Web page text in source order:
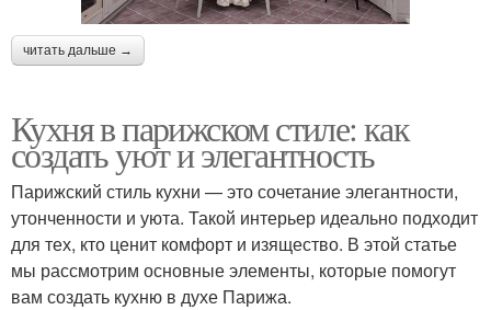
читать дальше →
Кухня в парижском стиле: как
создать уют и элегантность
Парижский стиль кухни — это сочетание элегантности,
утонченности и уюта. Такой интерьер идеально подходит
для тех, кто ценит комфорт и изящество. В этой статье
мы рассмотрим основные элементы, которые помогут
вам создать кухню в духе Парижа.